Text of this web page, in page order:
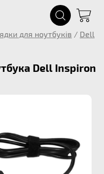
для ноутбуків / Dell
Dell Inspiron